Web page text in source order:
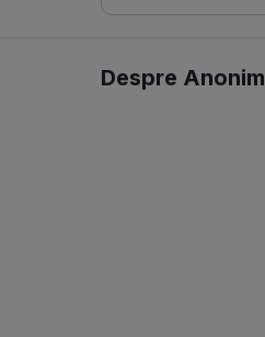
Despre Anonim